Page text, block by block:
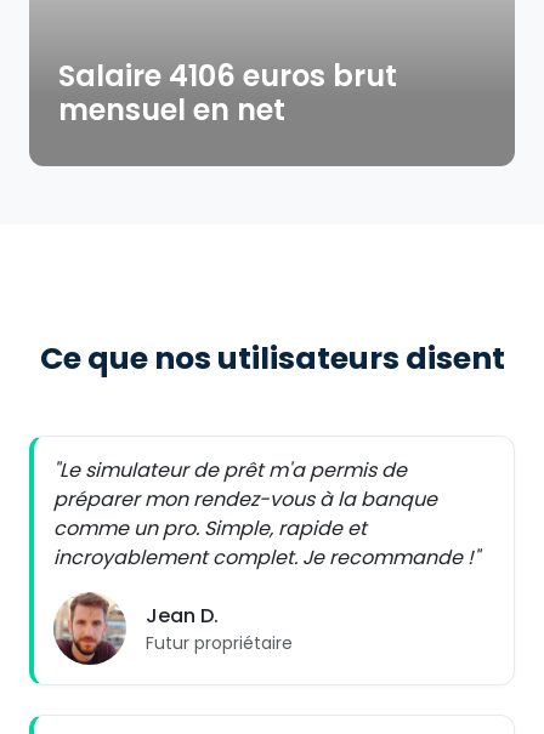
Salaire 4106 euros brut
mensuel en net
Ce que nos utilisateurs disent
"Le simulateur de prêt m'a permis de
préparer mon rendez-vous à la banque
comme un pro. Simple, rapide et
incroyablement complet. Je recommande !"
Jean D.
Futur propriétaire